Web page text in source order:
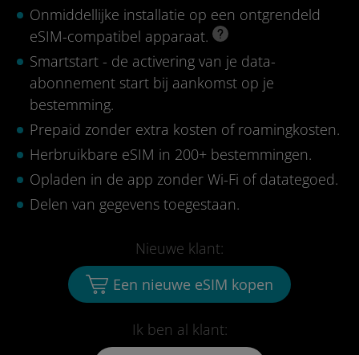
Onmiddellijke installatie op een ontgrendeld
eSIM-compatibel apparaat.
Smartstart - de activering van je data-
abonnement start bij aankomst op je
bestemming.
Prepaid zonder extra kosten of roamingkosten.
Herbruikbare eSIM in 200+ bestemmingen.
Opladen in de app zonder Wi-Fi of datategoed.
Delen van gegevens toegestaan.
Ik ben al klant:
Nieuwe klant:
Een nieuwe eSIM kopen